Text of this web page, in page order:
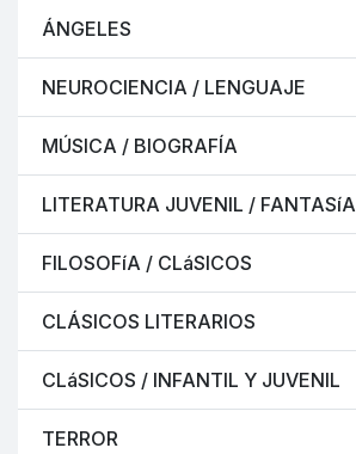
ÁNGELES
NEUROCIENCIA / LENGUAJE
MÚSICA / BIOGRAFÍA
LITERATURA JUVENIL / FANTASíA
FILOSOFíA / CLáSICOS
CLÁSICOS LITERARIOS
CLáSICOS / INFANTIL Y JUVENIL
TERROR